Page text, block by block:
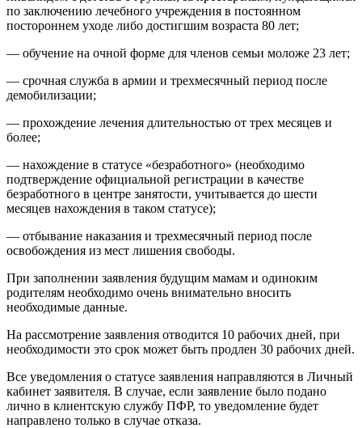
по заключению лечебного учреждения в постоянном
постороннем уходе либо достигшим возраста 80 лет;
— обучение на очной форме для членов семьи моложе 23 лет;
— срочная служба в армии и трехмесячный период после
демобилизации;
— прохождение лечения длительностью от трех месяцев и
более;
— нахождение в статусе «безработного» (необходимо
подтверждение официальной регистрации в качестве
безработного в центре занятости, учитывается до шести
месяцев нахождения в таком статусе);
— отбывание наказания и трехмесячный период после
освобождения из мест лишения свободы.
При заполнении заявления будущим мамам и одиноким
родителям необходимо очень внимательно вносить
необходимые данные.
На рассмотрение заявления отводится 10 рабочих дней, при
необходимости это срок может быть продлен 30 рабочих дней.
Все уведомления о статусе заявления направляются в Личный
кабинет заявителя. В случае, если заявление было подано
лично в клиентскую службу ПФР, то уведомление будет
направлено только в случае отказа.